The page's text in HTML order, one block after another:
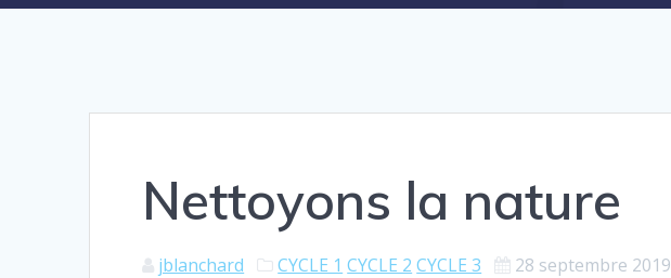
Nettoyons la nature
jblanchard CYCLE 1 CYCLE 2 CYCLE 3 28 septembre 2019